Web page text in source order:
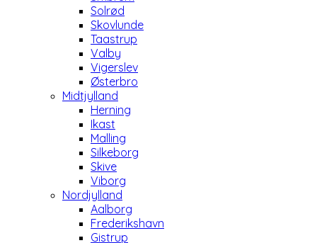
Solrød
Skovlunde
Taastrup
Valby
Vigerslev
Østerbro
Midtjylland
Herning
Ikast
Malling
Silkeborg
Skive
Viborg
Nordjylland
Aalborg
Frederikshavn
Gistrup